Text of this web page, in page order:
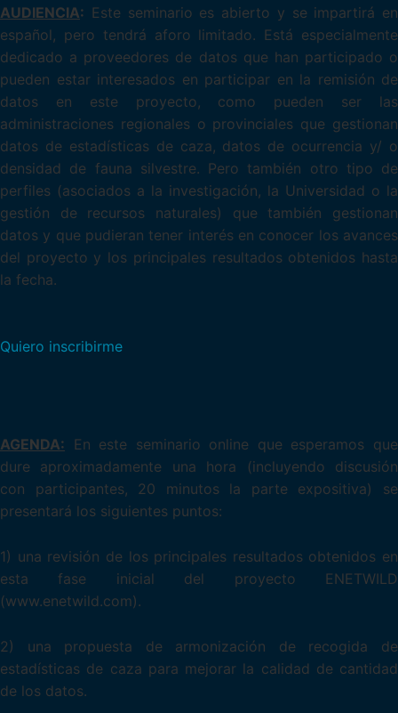
AUDIENCIA: Este seminario es abierto y se impartirá en
español, pero tendrá aforo limitado. Está especialmente
dedicado a proveedores de datos que han participado o
pueden estar interesados en participar en la remisión de
datos en este proyecto, como pueden ser las
administraciones regionales o provinciales que gestionan
datos de estadísticas de caza, datos de ocurrencia y/ o
densidad de fauna silvestre. Pero también otro tipo de
perfiles (asociados a la investigación, la Universidad o la
gestión de recursos naturales) que también gestionan
datos y que pudieran tener interés en conocer los avances
del proyecto y los principales resultados obtenidos hasta
la fecha.
Quiero inscribirme
AGENDA: En este seminario online que esperamos que
dure aproximadamente una hora (incluyendo discusión
con participantes, 20 minutos la parte expositiva) se
presentará los siguientes puntos:
1) una revisión de los principales resultados obtenidos en
esta fase inicial del proyecto ENETWILD
(www.enetwild.com).
2) una propuesta de armonización de recogida de
estadísticas de caza para mejorar la calidad de cantidad
de los datos.